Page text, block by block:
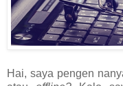
Hai, saya pengen